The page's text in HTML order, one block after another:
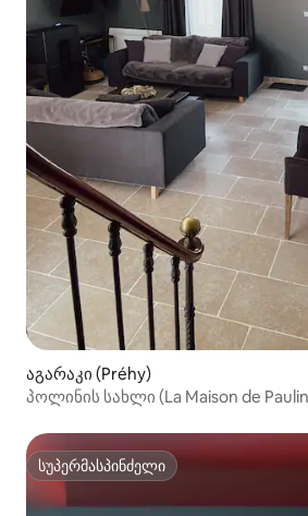
აგარაკი (Préhy)
პოლინის სახლი (La Maison de
სუპერმასპინძელი
სუპერმასპინძელი